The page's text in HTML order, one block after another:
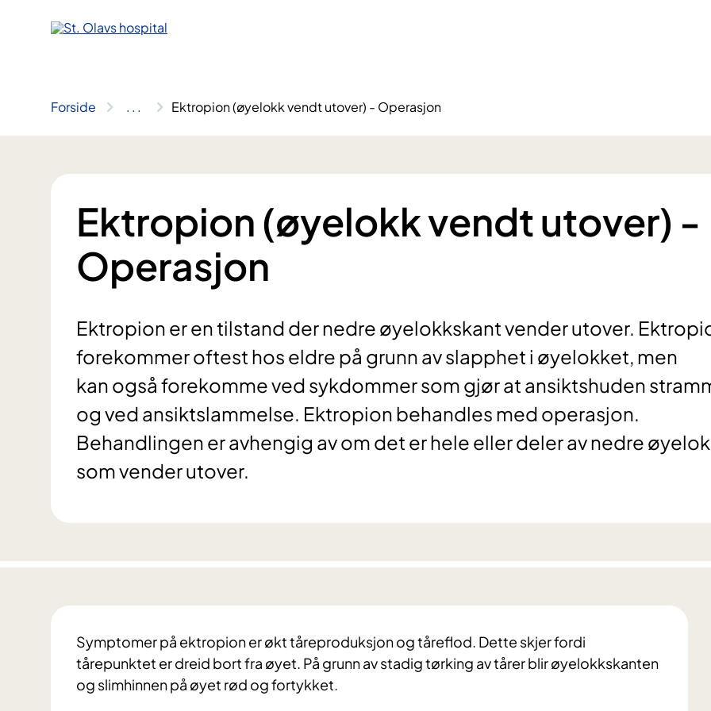
Forside .. . Ektropion (øyelokk vendt utover) - Operasjon
Ektropion (øyelokk vendt utover) -
Operasjon
Ektropion er en tilstand der nedre øyelokkskant vender utover.
forekommer oftest hos eldre på grunn av slapphet i øyelokket, men
kan også forekomme ved sykdommer som gjør at ansiktshuden
og ved ansiktslammelse. Ektropion behandles med operasjon.
Behandlingen er avhengig av om det er hele eller deler av nedre
som vender utover.
Symptomer på ektropion er økt tåreproduksjon og tåreflod. Dette skjer fordi
tårepunktet er dreid bort fra øyet. På grunn av stadig tørking av tårer blir øyelokkskanten
og slimhinnen på øyet rød og fortykket.